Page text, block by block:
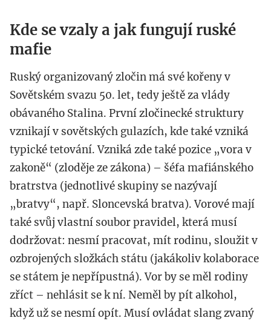
Kde se vzaly a jak fungují ruské
mafie
Ruský organizovaný zločin má své kořeny v
Sovětském svazu 50. let, tedy ještě za vlády
obávaného Stalina. První zločinecké struktury
vznikají v sovětských gulazích, kde také vzniká
typické tetování. Vzniká zde také pozice „vora v
zakoně“ (zloděje ze zákona) – šéfa mafiánského
bratrstva (jednotlivé skupiny se nazývají
„bratvy“, např. Sloncevská bratva). Vorové mají
také svůj vlastní soubor pravidel, která musí
dodržovat: nesmí pracovat, mít rodinu, sloužit v
ozbrojených složkách státu (jakákoliv kolaborace
se státem je nepřípustná). Vor by se měl rodiny
zříct – nehlásit se k ní. Neměl by pít alkohol,
když už se nesmí opít. Musí ovládat slang zvaný